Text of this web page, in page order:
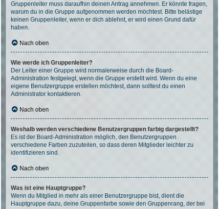
Gruppenleiter muss daraufhin deinen Antrag annehmen. Er könnte fragen,
warum du in die Gruppe aufgenommen werden möchtest. Bitte belästige
keinen Gruppenleiter, wenn er dich ablehnt, er wird einen Grund dafür
haben.
Nach oben
Wie werde ich Gruppenleiter?
Der Leiter einer Gruppe wird normalerweise durch die Board-
Administration festgelegt, wenn die Gruppe erstellt wird. Wenn du eine
eigene Benutzergruppe erstellen möchtest, dann solltest du einen
Administrator kontaktieren.
Nach oben
Weshalb werden verschiedene Benutzergruppen farbig dargestellt?
Es ist der Board-Administration möglich, den Benutzergruppen
verschiedene Farben zuzuteilen, so dass deren Mitglieder leichter zu
identifizieren sind.
Nach oben
Was ist eine Hauptgruppe?
Wenn du Mitglied in mehr als einer Benutzergruppe bist, dient die
Hauptgruppe dazu, deine Gruppenfarbe sowie den Gruppenrang, der bei